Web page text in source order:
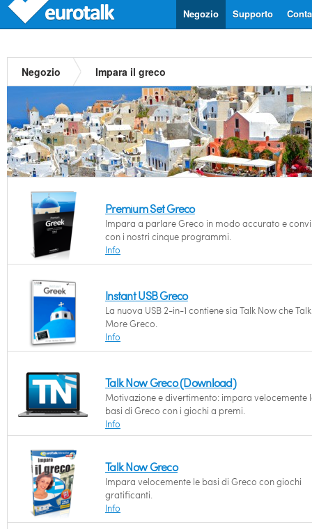
Supporto
Negozio
Negozio Impara il greco
Premium Set Greco
Impara a parlare Greco in modo accurato e
con i nostri cinque programmi.
Info
Instant USB Greco
La nuova USB 2-in-1 contiene sia Talk Now che Talk
More Greco.
Info
Talk Now Greco (Download)
Motivazione e divertimento: impara velocemente
basi di Greco con i giochi a premi.
Info
Talk Now Greco
Impara velocemente le basi di Greco con giochi
gratificanti.
Info